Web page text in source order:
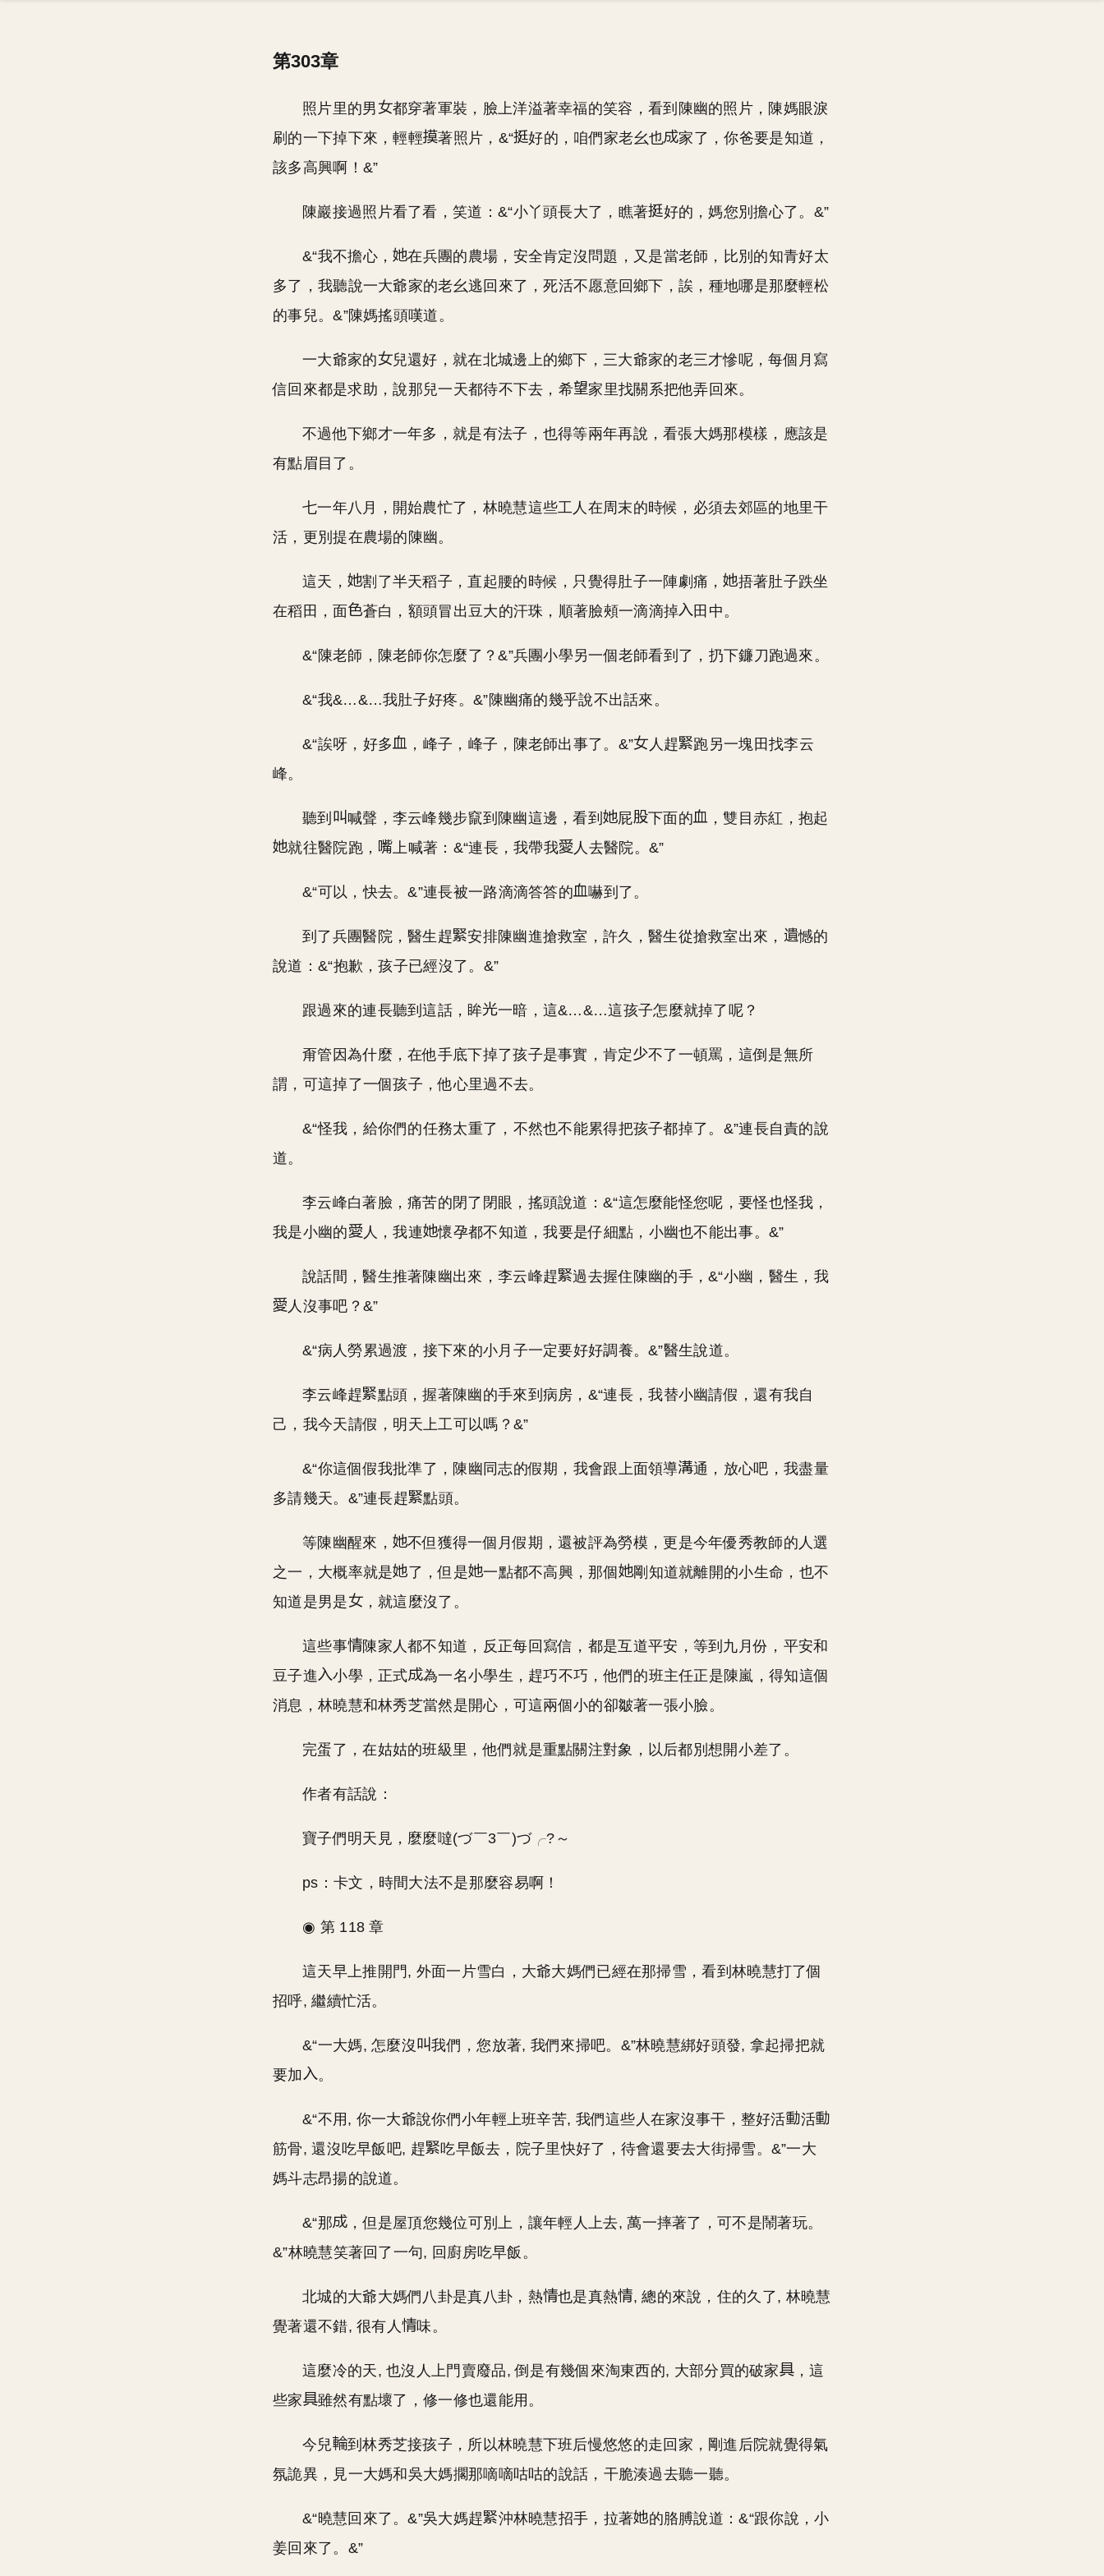
第303章
照片里的男
都穿著軍裝，臉上洋溢著幸福的笑容，看到陳幽的照片，陳媽眼淚
刷的一下掉下來，輕輕
著照片，&“ 好的，咱們家老幺也
家了，你爸要是知道，
該多高興啊！&”
陳巖接過照片看了看，笑道：&“小丫頭長大了，瞧著 好的，媽您別擔心了。&”
&“我不擔心，
在兵團的農場，安全肯定沒問題，又是當老師，比別的知青好太
多了，我聽說一大爺家的老幺逃回來了，死活不愿意回鄉下，誒，種地哪是那麼輕松
的事兒。&”陳媽搖頭嘆道。
一大爺家的
兒還好，就在北城邊上的鄉下，三大爺家的老三才慘呢，每個月寫
信回來都是求助，說那兒一天都待不下去，希
家里找關系把他弄回來。
不過他下鄉才一年多，就是有法子，也得等兩年再說，看張大媽那模樣，應該是
有點眉目了。
七一年八月，開始農忙了，林曉慧這些工人在周末的時候，必須去郊區的地里干
活，更別提在農場的陳幽。
這天， 割了半天稻子，直起腰的時候，只覺得肚子一陣劇痛，
捂著肚子跌坐
在稻田，面
蒼白，額頭冒出豆大的汗珠，順著臉頰一滴滴掉 田中。
&“陳老師，陳老師你怎麼了？&”兵團小學另一個老師看到了，扔下鐮刀跑過來。
&“我&…&…我肚子好疼。&”陳幽痛的幾乎說不出話來。
&“誒呀，好多 ，峰子，峰子，陳老師出事了。&” 人趕
跑另一塊田找李云
峰。
聽到 喊聲，李云峰幾步竄到陳幽這邊，看到 屁 下面的
，雙目赤紅，抱起
就往醫院跑，
上喊著：&“連長，我帶我 人去醫院。&”
&“可以，快去。&”連長被一路滴滴答答的 嚇到了。
到了兵團醫院，醫生趕 安排陳幽進搶救室，許久，醫生從搶救室出來，
憾的
說道：&“抱歉，孩子已經沒了。&”
跟過來的連長聽到這話，眸 一暗，這&…&…這孩子怎麼就掉了呢？
甭管因為什麼，在他手底下掉了孩子是事實，肯定
不了一頓罵，這倒是無所
謂，可這掉了一個孩子，他心里過不去。
&“怪我，給你們的任務太重了，不然也不能累得把孩子都掉了。&”連長自責的說
道。
李云峰白著臉，痛苦的閉了閉眼，搖頭說道：&“這怎麼能怪您呢，要怪也怪我，
我是小幽的
人，我連 懷孕都不知道，我要是仔細點，小幽也不能出事。&”
說話間，醫生推著陳幽出來，李云峰趕
過去握住陳幽的手，&“小幽，醫生，我
人沒事吧？&”
&“病人勞累過渡，接下來的小月子一定要好好調養。&”醫生說道。
李云峰趕
點頭，握著陳幽的手來到病房，&“連長，我替小幽請假，還有我自
己，我今天請假，明天上工可以嗎？&”
&“你這個假我批準了，陳幽同志的假期，我會跟上面領導
通，放心吧，我盡量
多請幾天。&”連長趕
點頭。
等陳幽醒來，
不但獲得一個月假期，還被評為勞模，更是今年優秀教師的人選
之一，大概率就是
了，但是 一點都不高興，那個
剛知道就離開的小生命，也不
知道是男是
，就這麼沒了。
這些事
陳家人都不知道，反正每回寫信，都是互道平安，等到九月份，平安和
豆子進
小學，正式
為一名小學生，趕巧不巧，他們的班主任正是陳嵐，得知這個
消息，林曉慧和林秀芝當然是開心，可這兩個小的卻皺著一張小臉。
完蛋了，在姑姑的班級里，他們就是重點關注對象，以后都別想開小差了。
作者有話說：
寶子們明天見，麼麼噠(づ￣3￣)づ╭?～
ps：卡文，時間大法不是那麼容易啊！
◉ 第 118 章
這天早上推開門, 外面一片雪白，大爺大媽們已經在那掃雪，看到林曉慧打了個
招呼, 繼續忙活。
&“一大媽, 怎麼沒
我們，您放著, 我們來掃吧。&”林曉慧綁好頭發, 拿起掃把就
要加
。
&“不用, 你一大爺說你們小年輕上班辛苦, 我們這些人在家沒事干，整好活
活
筋骨, 還沒吃早飯吧, 趕
吃早飯去，院子里快好了，待會還要去大街掃雪。&”一大
媽斗志昂揚的說道。
&“那
，但是屋頂您幾位可別上，讓年輕人上去, 萬一摔著了，可不是鬧著玩。
&”林曉慧笑著回了一句, 回廚房吃早飯。
北城的大爺大媽們八卦是真八卦，熱 也是真熱
, 總的來說，住的久了, 林曉慧
覺著還不錯, 很有人
味。
這麼冷的天, 也沒人上門賣廢品, 倒是有幾個來淘東西的, 大部分買的破家
，這
些家
雖然有點壞了，修一修也還能用。
今兒
到林秀芝接孩子，所以林曉慧下班后慢悠悠的走回家，剛進后院就覺得氣
氛詭異，見一大媽和吳大媽擱那嘀嘀咕咕的說話，干脆湊過去聽一聽。
&“曉慧回來了。&”吳大媽趕 沖林曉慧招手，拉著
的胳膊說道：&“跟你說，小
姜回來了。&”